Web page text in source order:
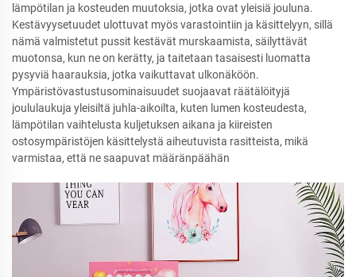
lämpötilan ja kosteuden muutoksia, jotka ovat yleisiä jouluna.
Kestävyysetuudet ulottuvat myös varastointiin ja käsittelyyn, sillä
nämä valmistetut pussit kestävät murskaamista, säilyttävät
muotonsa, kun ne on kerätty, ja taitetaan tasaisesti luomatta
pysyviä haarauksia, jotka vaikuttavat ulkonäköön.
Ympäristövastustusominaisuudet suojaavat räätälöityjä
joululaukuja yleisiltä juhla-aikoilta, kuten lumen kosteudesta,
lämpötilan vaihtelusta kuljetuksen aikana ja kiireisten
ostosympäristöjen käsittelystä aiheutuvista rasitteista, mikä
varmistaa, että ne saapuvat määränpäähän